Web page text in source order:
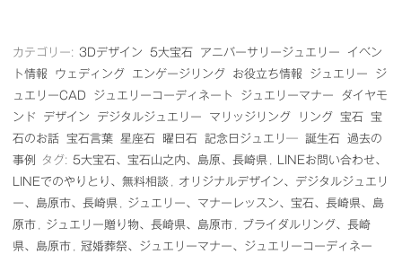
カテゴリー: 3Dデザイン 5大宝石 アニバーサリージュエリー
イベン
ト情報
ウェディング エンゲージリング お役立ち情報 ジュエリー
ジ
ュエリーCAD
ジュエリーコーディネート ジュエリーマナー
ダイヤモ
ンド
デザイン デジタルジュエリー マリッジリング リング 宝石
宝
石のお話
宝石言葉 星座石 曜日石 記念日ジュエリ― 誕生石
過去の
事例
タグ: 5大宝石、宝石山之内、島原、長崎県
LINEお問い合わせ、
LINEでのやりとり、無料相談
オリジナルデザイン、デジタルジュエリ
ー、島原市、長崎県
ジュエリー、マナーレッスン、宝石、長崎県、島
原市
ジュエリー贈り物、長崎県、島原市
ブライダルリング、長崎
県、島原市
冠婚葬祭、ジュエリーマナー、ジュエリーコーディネー